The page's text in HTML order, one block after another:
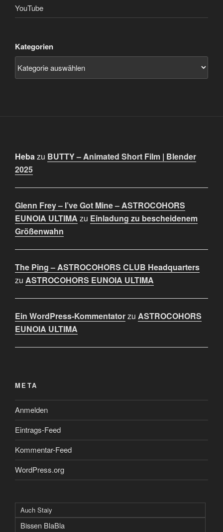
YouTube
Kategorien
Hebazu BUTTY – Animated Short Film | Blender
2025
Glenn Frey – I’ve Got Mine – ASTROCOHORS
EUNOIA ULTIMA zu Einladung zu bescheidenem
Größenwahn
The Ping – ASTROCOHORS CLUB Headquarters
zu ASTROCOHORS EUNOIA ULTIMA
Ein WordPress-Kommentatorzu ASTROCOHORS
EUNOIA ULTIMA
META
Anmelden
Eintrags-Feed
Kommentar-Feed
WordPress.org
Auch Staiy
Bissen BlaBla